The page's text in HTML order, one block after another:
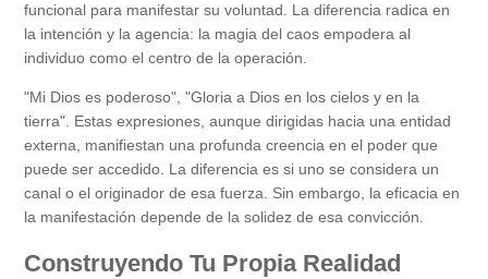
funcional para manifestar su voluntad. La diferencia radica en
la intención y la agencia: la magia del caos empodera al
individuo como el centro de la operación.
"Mi Dios es poderoso", "Gloria a Dios en los cielos y en la
tierra". Estas expresiones, aunque dirigidas hacia una entidad
externa, manifiestan una profunda creencia en el poder que
puede ser accedido. La diferencia es si uno se considera un
canal o el originador de esa fuerza. Sin embargo, la eficacia en
la manifestación depende de la solidez de esa convicción.
Construyendo Tu Propia Realidad